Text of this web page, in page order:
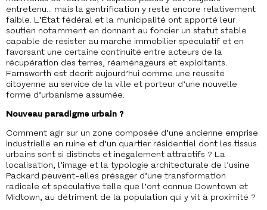
entretenu… mais la gentrification y reste encore relativement
faible. L’État fédéral et la municipalité ont apporté leur
soutien notamment en donnant au foncier un statut stable
capable de résister au marché immobilier spéculatif et en
favorsant une certaine continuité entre acteurs de la
récupération des terres, réaménageurs et exploitants.
Farnsworth est décrit aujourd’hui comme une réussite
citoyenne au service de la ville et porteur d’une nouvelle
forme d’urbanisme assumée.
Nouveau paradigme urbain ?
Comment agir sur un zone composée d’une ancienne emprise
industrielle en ruine et d’un quartier résidentiel dont les tissus
urbains sont si distincts et inégalement attractifs ? La
localisation, l’image et la typologie architecturale de l’usine
Packard peuvent-elles présager d’une transformation
radicale et spéculative telle que l’ont connue Downtown et
Midtown, au détriment de la population qui y vit à proximité ?